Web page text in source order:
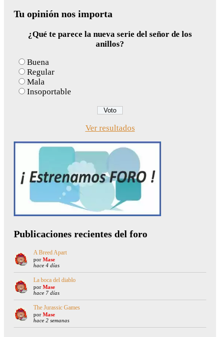
Tu opinión nos importa
¿Qué te parece la nueva serie del señor de los
anillos?
Buena
Regular
Mala
Insoportable
Ver resultados
Publicaciones recientes del foro
A Breed Apart
por Mase
hace 4 días
La boca del diablo
por Mase
hace 7 días
The Jurassic Games
por Mase
hace 2 semanas